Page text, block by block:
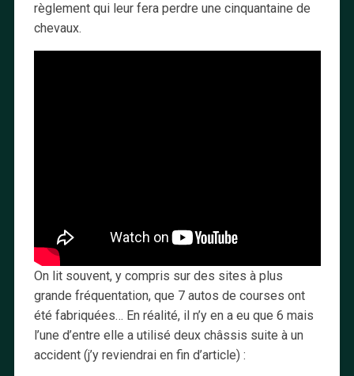
règlement qui leur fera perdre une cinquantaine de
chevaux.
On lit souvent, y compris sur des sites à plus
grande fréquentation, que 7 autos de courses ont
été fabriquées… En réalité, il n’y en a eu que 6 mais
l’une d’entre elle a utilisé deux châssis suite à un
accident (j’y reviendrai en fin d’article) :